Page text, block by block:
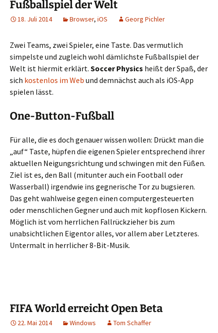
Fußballspiel der Welt
18. Juli 2014 Browser, iOS Georg Pichler
Zwei Teams, zwei Spieler, eine Taste. Das vermutlich
simpelste und zugleich wohl dämlichste Fußballspiel der
Welt ist hiermit erklärt. Soccer Physics heißt der Spaß, der
sich kostenlos im Web und demnächst auch als iOS-App
spielen lässt.
One-Button-Fußball
Für alle, die es doch genauer wissen wollen: Drückt man die
„auf“ Taste, hüpfen die eigenen Spieler entsprechend ihrer
aktuellen Neigungsrichtung und schwingen mit den Füßen.
Ziel ist es, den Ball (mitunter auch ein Football oder
Wasserball) irgendwie ins gegnerische Tor zu bugsieren.
Das geht wahlweise gegen einen computergesteuerten
oder menschlichen Gegner und auch mit kopflosen Kickern.
Möglich ist vom herrlichen Fallrückzieher bis zum
unabsichtlichen Eigentor alles, vor allem aber Letzteres.
Untermalt in herrlicher 8-Bit-Musik.
FIFA World erreicht Open Beta
22. Mai 2014 Windows Tom Schaffer